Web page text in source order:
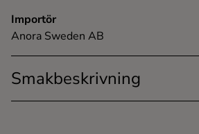
Importör
Anora Sweden AB
Smakbeskrivning